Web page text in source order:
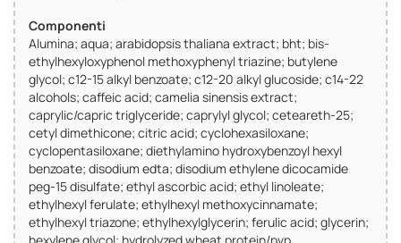
Componenti
Alumina; aqua; arabidopsis thaliana extract; bht; bis-
ethylhexyloxyphenol methoxyphenyl triazine; butylene
glycol; c12-15 alkyl benzoate; c12-20 alkyl glucoside; c14-22
alcohols; caffeic acid; camelia sinensis extract;
caprylic/capric triglyceride; caprylyl glycol; ceteareth-25;
cetyl dimethicone; citric acid; cyclohexasiloxane;
cyclopentasiloxane; diethylamino hydroxybenzoyl hexyl
benzoate; disodium edta; disodium ethylene dicocamide
peg-15 disulfate; ethyl ascorbic acid; ethyl linoleate;
ethylhexyl ferulate; ethylhexyl methoxycinnamate;
ethylhexyl triazone; ethylhexylglycerin; ferulic acid; glycerin;